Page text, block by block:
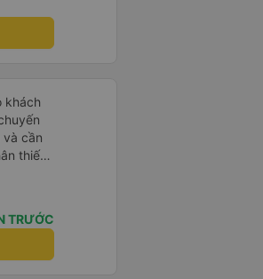
giữ im
và cần
rất
công ty
và
TRƯỚC